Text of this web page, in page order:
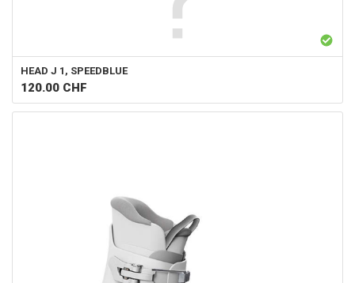
HEAD J 1, SPEEDBLUE
120.00 CHF